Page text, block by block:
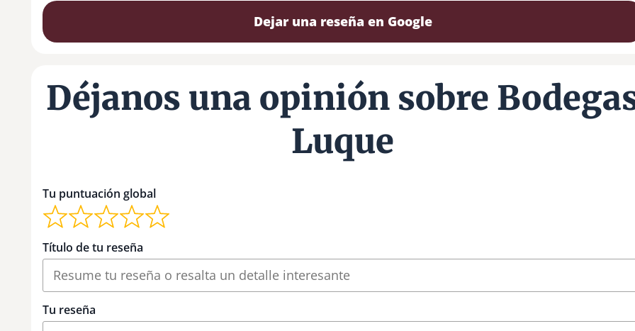
Dejar una reseña en Google
Déjanos una opinión sobre
Luque
Tu puntuación global
Título de tu reseña
Tu reseña